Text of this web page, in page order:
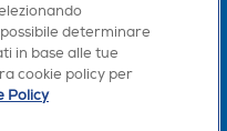
determinare
in base alle tue
cookie policy per
Policy